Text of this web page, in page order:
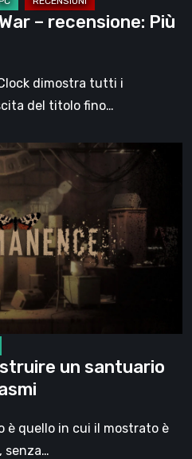
– recensione: Più
dimostra tutti i
del titolo fino…
un santuario
è quello in cui il mostrato è
senza…